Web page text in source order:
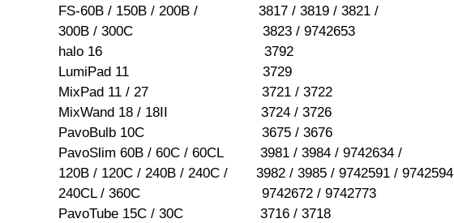
FS-60B / 150B / 200B / 3817 / 3819 / 3821 /
300B / 300C 3823 / 9742653
halo 16 3792
LumiPad 11 3729
MixPad 11 / 27 3721 / 3722
MixWand 18 / 18II 3724 / 3726
PavoBulb 10C 3675 / 3676
PavoSlim 60B / 60C / 60CL 3981 / 3984 / 9742634 /
120B / 120C / 240B / 240C / 3982 / 3985 / 9742591 / 9742594
240CL / 360C 9742672 / 9742773
PavoTube 15C / 30C 3716 / 3718